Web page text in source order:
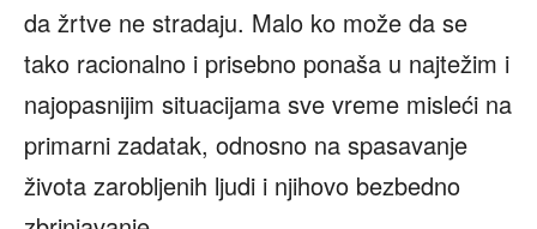
da žrtve ne stradaju. Malo ko može da se
tako racionalno i prisebno ponaša u najtežim i
najopasnijim situacijama sve vreme misleći na
primarni zadatak, odnosno na spasavanje
života zarobljenih ljudi i njihovo bezbedno